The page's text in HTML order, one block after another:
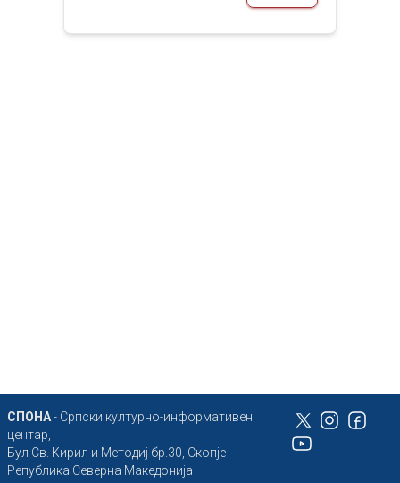
СПОНА- Српски културно-информативен
центар,
Бул Св. Кирил и Методиј бр.30, Скопје
Република Северна Македонија